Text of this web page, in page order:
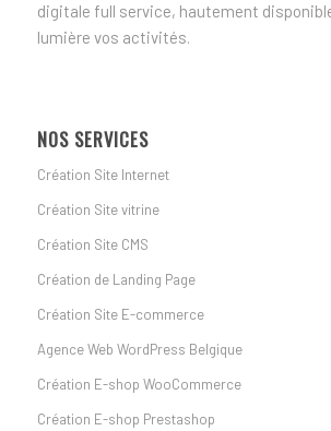
digitale full service, hautement
lumière vos activités.
NOS SERVICES
Création Site Internet
Création Site vitrine
Création Site CMS
Création de Landing Page
Création Site E-commerce
Agence Web WordPress Belgique
Création E-shop WooCommerce
Création E-shop Prestashop